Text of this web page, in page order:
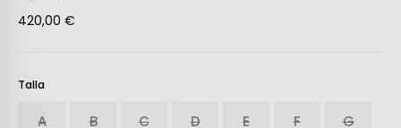
420,00 €
Talla
A B C D E F G